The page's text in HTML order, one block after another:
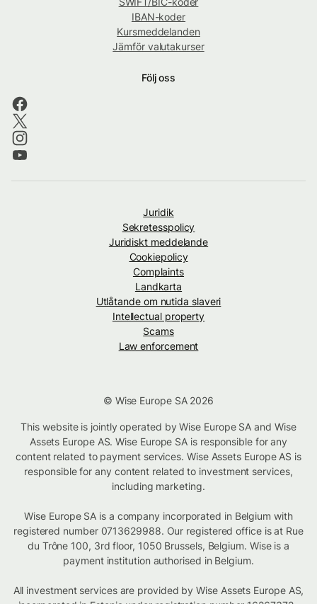
IBAN-koder
Kursmeddelanden
Jämför valutakurser
Följ oss
Juridik
Sekretesspolicy
Juridiskt meddelande
Cookiepolicy
Complaints
Landkarta
Utlåtande om nutida slaveri
Intellectual property
Scams
Law enforcement
© Wise Europe SA 2026
This website is jointly operated by Wise Europe SA and Wise
Assets Europe AS. Wise Europe SA is responsible for any
content related to payment services. Wise Assets Europe AS is
responsible for any content related to investment services,
including marketing.
Wise Europe SA is a company incorporated in Belgium with
registered number 0713629988. Our registered office is at Rue
du Trône 100, 3rd floor, 1050 Brussels, Belgium. Wise is a
payment institution authorised in Belgium.
All investment services are provided by Wise Assets Europe AS,